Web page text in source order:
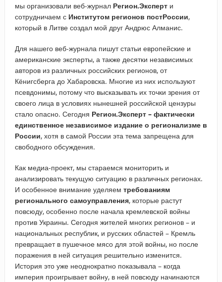
мы организовали веб-журнал Регион.Эксперти
сотрудничаем с Институтом регионов постРоссии,
который в Литве создал мой друг Андрюс Алманис.
Для нашего веб-журнала пишут статьи европейские и
американские эксперты, а также десятки независимых
авторов из различных российских регионов, от
Кёнигсберга до Хабаровска. Многие из них используют
псевдонимы, потому что высказывать их точки зрения от
своего лица в условиях нынешней российской цензуры
стало опасно. Сегодня Регион.Эксперт – фактически
единственное независимое издание о регионализме в
России, хотя в самой России эта тема запрещена для
свободного обсуждения.
Как медиа-проект, мы стараемся мониторить и
анализировать текущую ситуацию в различных регионах.
И особенное внимание уделяем требованиям
регионального самоуправления, которые растут
повсюду, особенно после начала кремлевской войны
против Украины. Сегодня жителей многих регионов – и
национальных республик, и русских областей – Кремль
превращает в пушечное мясо для этой войны, но после
поражения в ней ситуация решительно изменится.
История это уже неоднократно показывала – когда
империя проигрывает войну, в ней повсюду начинаются